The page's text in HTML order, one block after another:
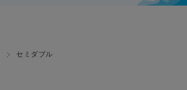
セミダブル